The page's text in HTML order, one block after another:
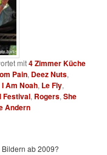
mit4 Zimmer Küche
Pain, Deez Nuts,
I Am Noah, Le Fly,
Festival, Rogers,She
Andern
ab 2009?